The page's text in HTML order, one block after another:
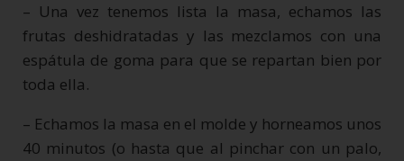
– Una vez tenemos lista la masa, echamos las
frutas deshidratadas y las mezclamos con una
espátula de goma para que se repartan bien por
toda ella.
– Echamos la masa en el molde y horneamos unos
40 minutos (o hasta que al pinchar con un palo,